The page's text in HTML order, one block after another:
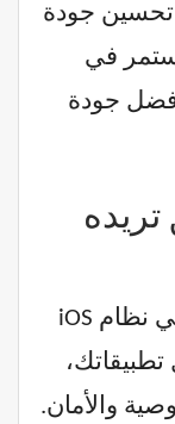
تحسين جودة
في
جودة
ميزة أخرى رائعة قدمتها Apple في نظام iOS
تطبيقاتك،
والأمان.